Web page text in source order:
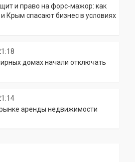
и право на форс-мажор: как
Крым спасают бизнес в условиях
домах начали отключать
аренды недвижимости